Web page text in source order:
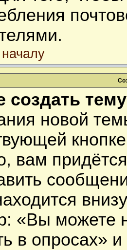
создать
новой
вам
«Вы можете
в опросах» и